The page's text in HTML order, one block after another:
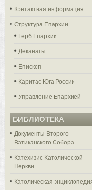
Контактная информация
Структура Епархии
Герб Епархии
Деканаты
Епископ
Каритас Юга России
Управление Епархией
БИБЛИОТЕКА
Документы Второго
Ватиканского Собора
Катехизис Католической
Церкви
Католическая